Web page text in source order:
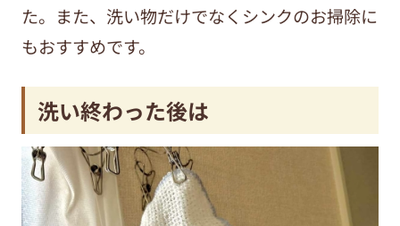
た。また、洗い物だけでなくシンクのお掃除に
もおすすめです。
洗い終わった後は